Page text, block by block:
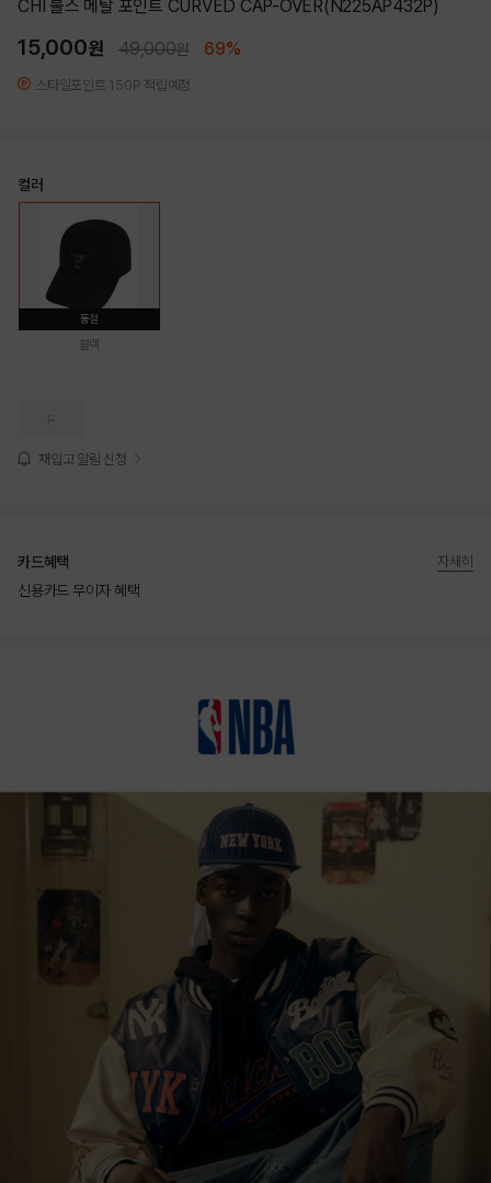
CHI 불스 메탈 포인트 CURVED CAP-OVER(N225AP432P)
15,000원 49,000원 69%
스타일포인트 150P 적립예정
컬러
품절
블랙
재입고 알림 신청
카드혜택
신용카드 무이자 혜택
자세히